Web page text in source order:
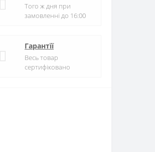
Того ж дня при
замовленні до 16:00
Гарантїї
Весь товар
сертифіковано